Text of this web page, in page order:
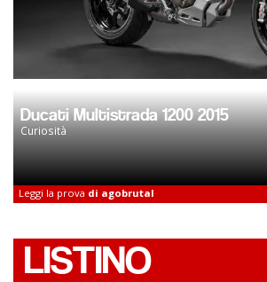
Ducati Multistrada 1200 2015
Curiosità
Leggi la prova di agobrutal
LISTINO